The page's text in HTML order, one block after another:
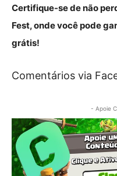
Certifique-se de não
Fest, onde você pode
grátis!
Comentários via
- Apoie